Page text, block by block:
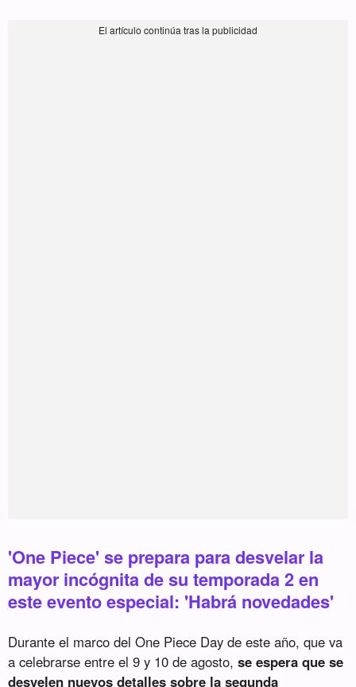
'One Piece' se prepara para desvelar la
mayor incógnita de su temporada 2 en
este evento especial: 'Habrá novedades'
Durante el marco del One Piece Day de este año, que va
a celebrarse entre el 9 y 10 de agosto,se espera que se
desvelen nuevos detalles sobre la segunda